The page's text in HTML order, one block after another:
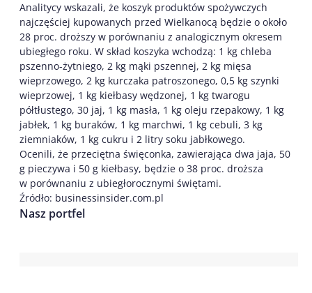
Analitycy wskazali, że koszyk produktów spożywczych
najczęściej kupowanych przed Wielkanocą będzie o około
28 proc. droższy w porównaniu z analogicznym okresem
ubiegłego roku. W skład koszyka wchodzą: 1 kg chleba
pszenno-żytniego, 2 kg mąki pszennej, 2 kg mięsa
wieprzowego, 2 kg kurczaka patroszonego, 0,5 kg szynki
wieprzowej, 1 kg kiełbasy wędzonej, 1 kg twarogu
półtłustego, 30 jaj, 1 kg masła, 1 kg oleju rzepakowy, 1 kg
jabłek, 1 kg buraków, 1 kg marchwi, 1 kg cebuli, 3 kg
ziemniaków, 1 kg cukru i 2 litry soku jabłkowego.
Ocenili, że przeciętna święconka, zawierająca dwa jaja, 50
g pieczywa i 50 g kiełbasy, będzie o 38 proc. droższa
w porównaniu z ubiegłorocznymi świętami.
Źródło: businessinsider.com.pl
Nasz portfel